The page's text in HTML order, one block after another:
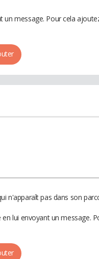
message. Pour cela
n'apparaît pas dans son
lui envoyant un message.